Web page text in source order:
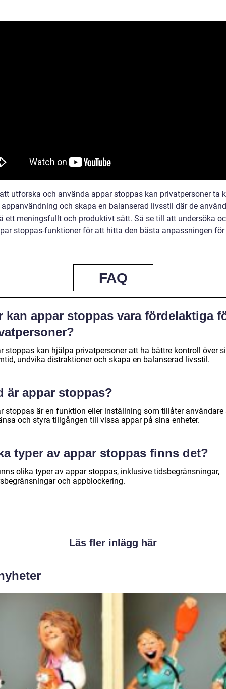
utforska och använda appar stoppas kan privatpersoner ta
och skapa en balanserad livsstil där de
ett meningsfullt och produktivt sätt. Så se till att undersöka
stoppas-funktioner för att hitta den bästa anpassningen
FAQ
kan appar stoppas vara fördelaktiga
stoppas kan hjälpa privatpersoner att ha bättre kontroll över
undvika distraktioner och skapa en balanserad livsstil.
är appar stoppas?
stoppas är en funktion eller inställning som tillåter användare
och styra tillgången till vissa appar på sina enheter.
typer av appar stoppas finns det?
olika typer av appar stoppas, inklusive tidsbegränsningar,
och appblockering.
Läs fler inlägg här